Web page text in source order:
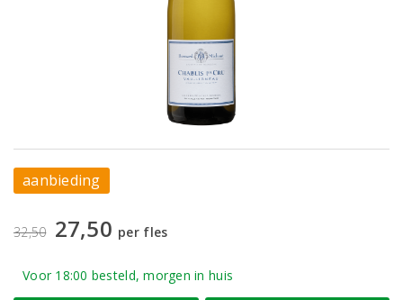
aanbieding
32,50 27,50 per fles
Voor 18:00 besteld, morgen in huis